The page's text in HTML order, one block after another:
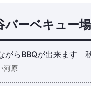
バーベキュー
がらBBQが出来ます
河原